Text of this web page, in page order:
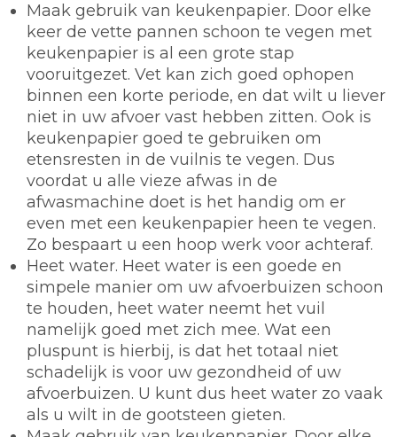
Maak gebruik van keukenpapier. Door elke
keer de vette pannen schoon te vegen met
keukenpapier is al een grote stap
vooruitgezet. Vet kan zich goed ophopen
binnen een korte periode, en dat wilt u liever
niet in uw afvoer vast hebben zitten. Ook is
keukenpapier goed te gebruiken om
etensresten in de vuilnis te vegen. Dus
voordat u alle vieze afwas in de
afwasmachine doet is het handig om er
even met een keukenpapier heen te vegen.
Zo bespaart u een hoop werk voor achteraf.
Heet water. Heet water is een goede en
simpele manier om uw afvoerbuizen schoon
te houden, heet water neemt het vuil
namelijk goed met zich mee. Wat een
pluspunt is hierbij, is dat het totaal niet
schadelijk is voor uw gezondheid of uw
afvoerbuizen. U kunt dus heet water zo vaak
als u wilt in de gootsteen gieten.